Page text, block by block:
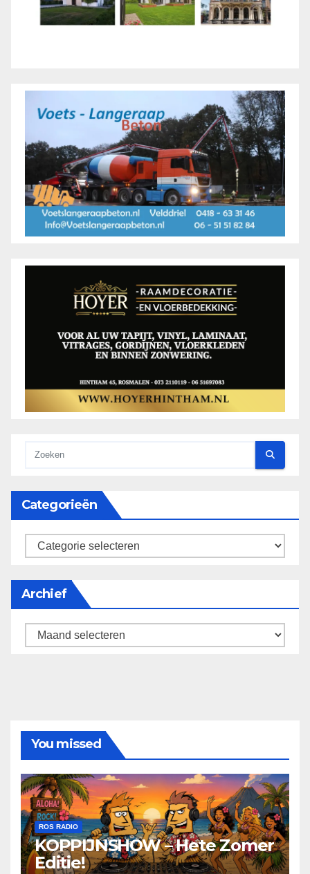
Categorieën
categorieën
Archief
Archief
You missed
ROS RADIO
KOPPIJNSHOW – Hete Zomer
Editie!